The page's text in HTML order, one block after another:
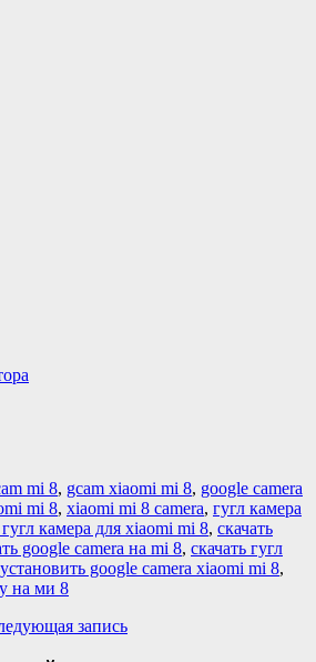
mi 8, gcam xiaomi mi 8, google camera
mi 8, xiaomi mi 8 camera, гугл камера
камера для xiaomi mi 8, скачать
google camera на mi 8, скачать гугл
установить google camera xiaomi mi 8,
на ми 8
запись